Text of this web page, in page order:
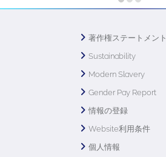
著作権ステートメント
Sustainability
Modern Slavery
Gender Pay Report
情報の登録
Website利用条件
個人情報